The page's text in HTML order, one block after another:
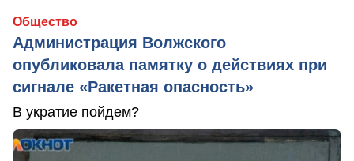
Общество
Администрация Волжского
опубликовала памятку о действиях при
сигнале «Ракетная опасность»
В укратие пойдем?